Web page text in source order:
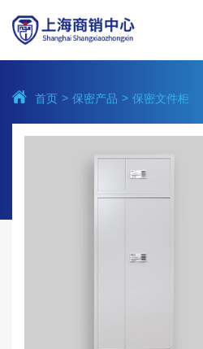
首页 保密产品 保密文件柜